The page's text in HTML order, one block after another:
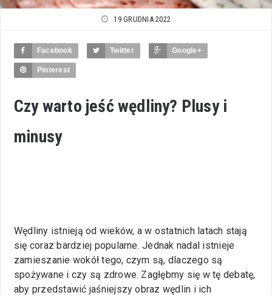
19 GRUDNIA 2022
Facebook Twitter Google+
Pinterest
Czy warto jeść wędliny? Plusy i
minusy
Wędliny istnieją od wieków, a w ostatnich latach stają
się coraz bardziej popularne. Jednak nadal istnieje
zamieszanie wokół tego, czym są, dlaczego są
spożywane i czy są zdrowe. Zagłębmy się w tę debatę,
aby przedstawić jaśniejszy obraz wędlin i ich